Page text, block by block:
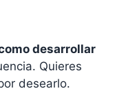
desarrollar
Quieres
desearlo.